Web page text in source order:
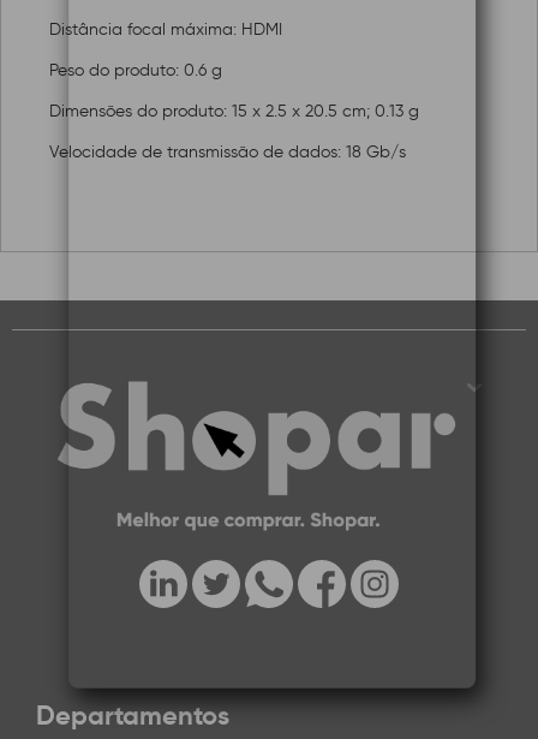
Distância focal máxima: HDMI
Peso do produto: 0.6 g
Dimensões do produto: 15 x 2.5 x 20.5 cm; 0.13 g
Velocidade de transmissão de dados: 18 Gb/s
Departamentos